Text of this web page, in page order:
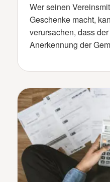
Wer seinen
Geschenke macht,
verursachen, dass
Anerkennung der